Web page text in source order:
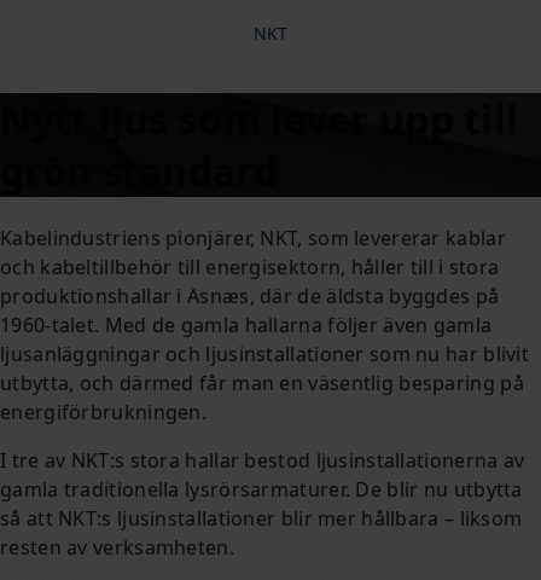
NKT
Kabelindustriens pionjärer, NKT, som levererar kablar
och kabeltillbehör till energisektorn, håller till i stora
produktionshallar i Asnæs, där de äldsta byggdes på
1960-talet. Med de gamla hallarna följer även gamla
ljusanläggningar och ljusinstallationer som nu har blivit
utbytta, och därmed får man en väsentlig besparing på
energiförbrukningen.
I tre av NKT:s stora hallar bestod ljusinstallationerna av
gamla traditionella lysrörsarmaturer. De blir nu utbytta
så att NKT:s ljusinstallationer blir mer hållbara – liksom
resten av verksamheten.